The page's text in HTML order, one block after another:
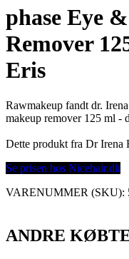
phase Eye
Remover
Eris
Rawmakeup fandt dr.
makeup remover 125 ml -
Dette produkt fra Dr Irena
Se prisen hos Nicehair.dk
VARENUMMER (SKU):
ANDRE